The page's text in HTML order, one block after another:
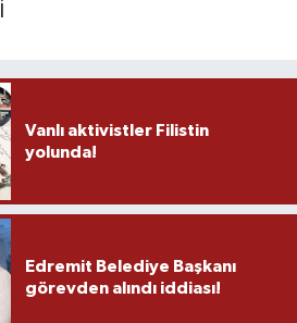
Vanlı aktivistler Filistin
yolunda!
Edremit Belediye Başkanı
görevden alındı iddiası!